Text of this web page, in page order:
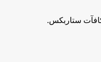
ستاربكس.